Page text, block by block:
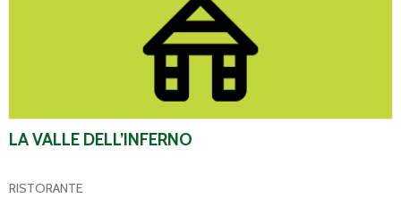
LA VALLE DELL’INFERNO
RISTORANTE